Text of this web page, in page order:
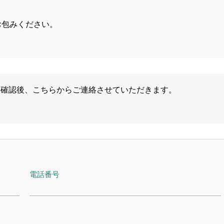
みください。
後、こちらからご連絡させていただきます。
電話番号